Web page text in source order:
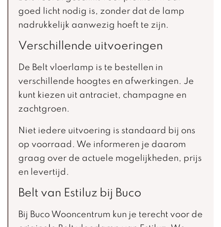
goed licht nodig is, zonder dat de lamp
nadrukkelijk aanwezig hoeft te zijn.
Verschillende uitvoeringen
De Belt vloerlamp is te bestellen in
verschillende hoogtes en afwerkingen. Je
kunt kiezen uit antraciet, champagne en
zachtgroen.
Niet iedere uitvoering is standaard bij ons
op voorraad. We informeren je daarom
graag over de actuele mogelijkheden, prijs
en levertijd.
Belt van Estiluz bij Buco
Bij Buco Wooncentrum kun je terecht voor de